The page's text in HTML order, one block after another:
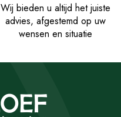
Wij bieden u altijd het juiste
advies, afgestemd op uw
wensen en situatie